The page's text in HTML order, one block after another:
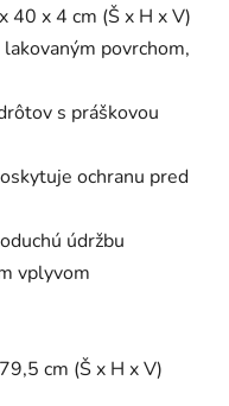
40 x 4 cm (Š x H x V)
povrchom,
s práškovou
ochranu pred
údržbu
vplyvom
cm (Š x H x V)